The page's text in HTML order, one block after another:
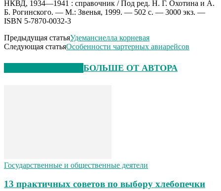
НКВД, 1934—1941 : справочник / Под ред. Н. Г. Охотина и А.
Б. Рогинского. — М.: Звенья, 1999. — 502 с. — 3000 экз. —
ISBN 5-7870-0032-3
Предыдущая статьяУдемансиелла корневая
Следующая статьяОсобенности чартерных авиарейсов
БОЛЬШЕ ОТ АВТОРА
Государственные и общественные деятели
13 практичных советов по выбору хлебопечки